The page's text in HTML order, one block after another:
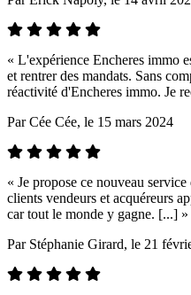
« L'expérience Encheres immo
et rentrer des mandats. Sans
réactivité d'Encheres immo. Je
ParCée Cée, le 15 mars 2024
« Je propose ce nouveau
clients vendeurs et acquéreurs
car tout le monde y gagne. [...] »
Par Stéphanie Girard, le 21